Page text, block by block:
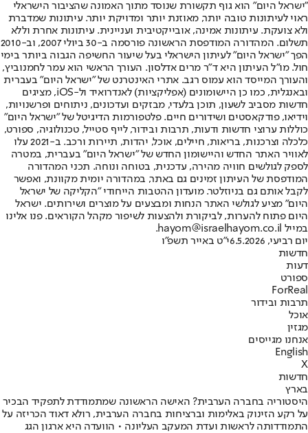
"ישראל היום" הוא גוף תקשורת שנוסד מתוך האמונה שהציבור הישראלי
ראוי לעיתונות טובה יותר, מאוזנת יותר ומדויקת יותר. עיתונות שמדברת
ולא צועקת. עיתונות אמינה, אובייקטיבית ועניינית. עיתונות אחרת וללא
תשלום. המהדורה המודפסת הראשונה פורסמה ב-30 ביולי 2007, וב-2010
הפך "ישראל היום" לעיתון הישראלי בעל שיעור החשיפה הגבוה ביותר בימי
חול. מו"ל העיתון היא ד"ר מרים אדלסון. העורך הראשי הוא עמר לחמנוביץ,
והעורך המייסד הוא עמוס רגב. אתרי האינטרנט של "ישראל היום" בעברית
ובאנגלית, כמו כן היישומונים (אפליקציות) לאנדרואיד ול-iOS, מציגים
חדשות מסביב לשעון, תוכן בלעדי, מבזקים ועדכונים, ניתוחים ופרשנויות,
וידיאו, פודקאסטים ושידורים חיים. פלטפורמות הדיגיטל של "ישראל היום"
כוללות ערוצי חדשות ודעות, תרבות ובידור, לייף סטייל, טכנולוגיה, ספורט,
כלכלה וצרכנות, בריאות, חיילים, אוכל, יהדות, תיירות ורכב. ב-2021 עלו
לאוויר האתר החדש והיישומון החדש של "ישראל היום" בעברית, במטרה
לספק לגולשים חוויה מהירה, עדכנית, בטוחה ונוחה. תכני המהדורה
המודפסת של העיתון זמינים גם באתר, במהדורה יומית מקוונת, ואפשר
לקבל אותם גם בניוזלטר. מועדון ההטבות הייחודי "הקליקה של ישראל
היום" מציע לגולשי האתר הנחות ומבצעים על מוצרים ושירותים. ישראל
היום פתוח להערות, לביקורת ולהצעות לשיפור מקהל הקוראים. פנו אלינו
במייל hayom@israelhayom.co.il.
יום רביעי, 6.5.2026
י"ט באייר תשפ"ו
חדשות
דעות
ספורט
ForReal
תרבות ובידור
אוכל
מגזין
אנחנו מגייסים
English
X
חדשות
בארץ
היסטוריה בחברה הערבית? האישה הראשונה שמתמודדת לתפקיד הבכיר
על רקע הזינוק באלימות וברציחות בחברה הערבית, רולא דאוד הכריזה על
התמודדותה לראשות ועדת המעקב העליונה • הוועדה היא ארגון הגג